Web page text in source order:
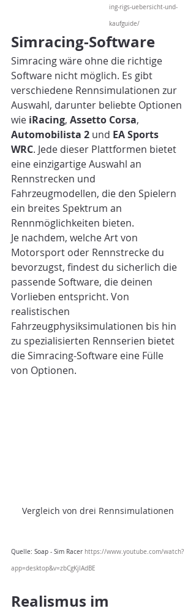
ing-rigs-uebersicht-und-
kaufguide/
Simracing-Software
Simracing wäre ohne die richtige
Software nicht möglich. Es gibt
verschiedene Rennsimulationen zur
Auswahl, darunter beliebte Optionen
wie iRacing, Assetto Corsa,
Automobilista 2 und EA Sports
WRC. Jede dieser Plattformen bietet
eine einzigartige Auswahl an
Rennstrecken und
Fahrzeugmodellen, die den Spielern
ein breites Spektrum an
Rennmöglichkeiten bieten.
Je nachdem, welche Art von
Motorsport oder Rennstrecke du
bevorzugst, findest du sicherlich die
passende Software, die deinen
Vorlieben entspricht. Von
realistischen
Fahrzeugphysiksimulationen bis hin
zu spezialisierten Rennserien bietet
die Simracing-Software eine Fülle
von Optionen.
Vergleich von drei Rennsimulationen
Quelle: Soap - Sim Racer https://www.youtube.com/watch?
app=desktop&v=zbCgKjlAdBE
Realismus im